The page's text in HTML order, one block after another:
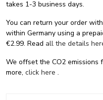
takes 1-3 business days.
You can return your order
within Germany using a
€2.99. Read all the details
We offset the CO2 emissions
more, click here .